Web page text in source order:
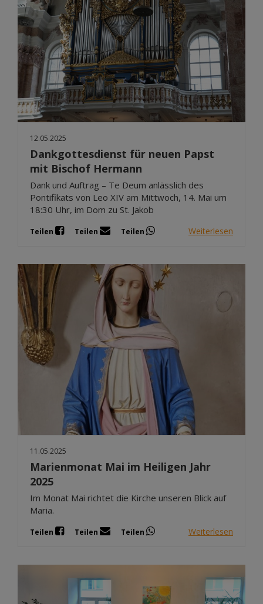
12.05.2025
Dankgottesdienst für neuen Papst
mit Bischof Hermann
Dank und Auftrag – Te Deum anlässlich des
Pontifikats von Leo XIV am Mittwoch, 14. Mai um
18:30 Uhr, im Dom zu St. Jakob
Teilen Teilen Teilen Weiterlesen
11.05.2025
Marienmonat Mai im Heiligen Jahr
2025
Im Monat Mai richtet die Kirche unseren Blick auf
Maria.
Teilen Teilen Teilen Weiterlesen